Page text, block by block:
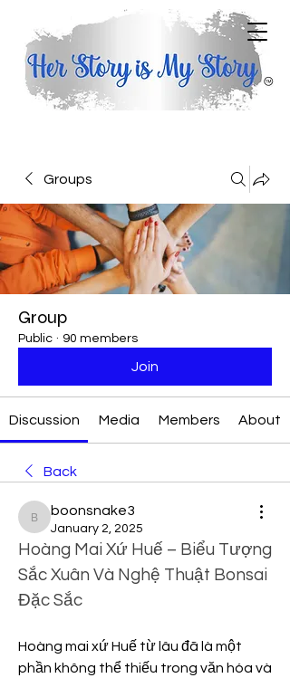
Groups
Group
Public · 90 members
Join
Discussion Media Members About
Back
boonsnake3
boonsnake3
January 2, 2025
Hoàng Mai Xứ Huế – Biểu Tượng
Sắc Xuân Và Nghệ Thuật Bonsai
Đặc Sắc
Hoàng mai xứ Huế từ lâu đã là một
phần không thể thiếu trong văn hóa và